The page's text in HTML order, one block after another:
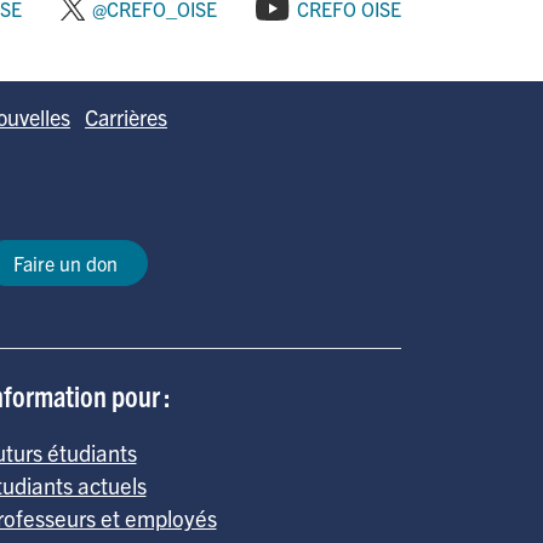
@CREFO_OISE CREFO OISE
Carrières
Faire un don
pour :
étudiants
actuels
et employés